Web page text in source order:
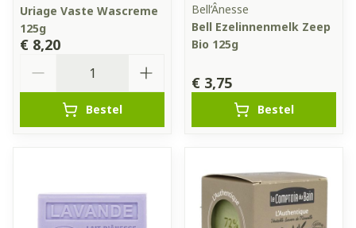
Uriage Vaste Wascreme
125g
€ 8,20
Bestel
Bell’Ânesse
Bell Ezelinnenmelk Zeep
Bio 125g
€ 3,75
Bestel